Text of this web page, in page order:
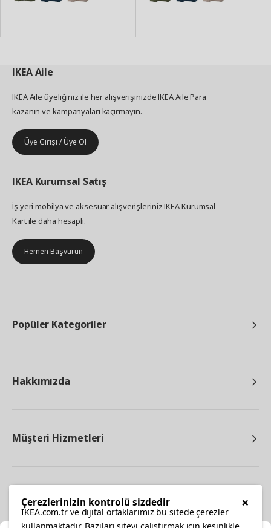
IKEAAile
IKEA Aile üyeliğiniz ile her alışverişinizde IKEA Aile Para
kazanın ve kampanyaları kaçırmayın.
Üye Girişi / Üye Ol
IKEA Kurumsal Satış
İş yeri mobilya ve aksesuar alışverişleriniz IKEA Kurumsal
Kart ile daha hesaplı.
Hemen Başvurun
Popüler Kategoriler
Hakkımızda
Müşteri Hizmetleri
×
Çerezlerinizin kontrolü sizdedir
IKEA.com.tr ve dijital ortaklarımız bu sitede çerezler